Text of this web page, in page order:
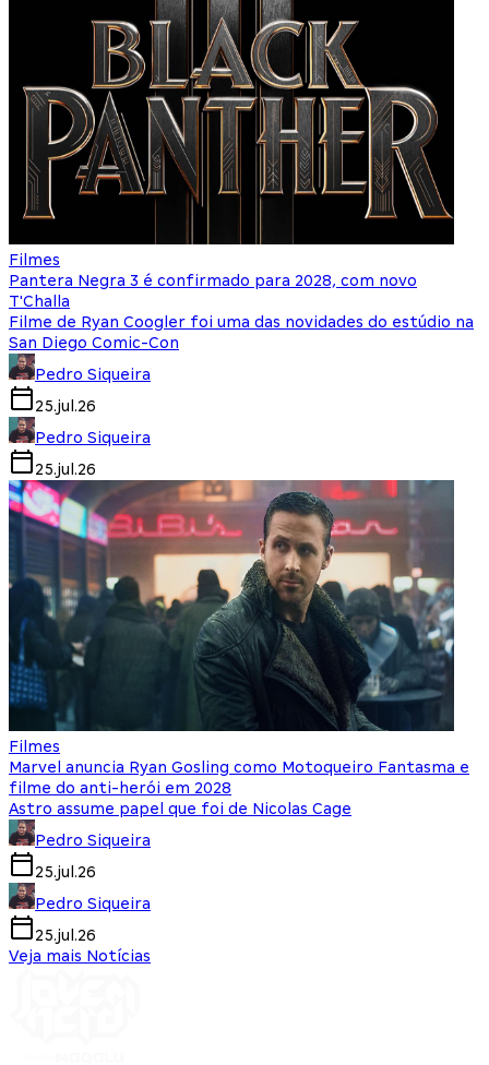
Filmes
Pantera Negra 3 é confirmado para 2028, com novo
T'Challa
Filme de Ryan Coogler foi uma das novidades do estúdio na
San Diego Comic-Con
Pedro Siqueira
25.jul.26
Pedro Siqueira
25.jul.26
Filmes
Marvel anuncia Ryan Gosling como Motoqueiro Fantasma e
filme do anti-herói em 2028
Astro assume papel que foi de Nicolas Cage
Pedro Siqueira
25.jul.26
Pedro Siqueira
25.jul.26
Veja mais Notícias